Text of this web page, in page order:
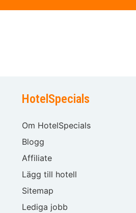
HotelSpecials
Om HotelSpecials
Blogg
Affiliate
Lägg till hotell
Sitemap
Lediga jobb